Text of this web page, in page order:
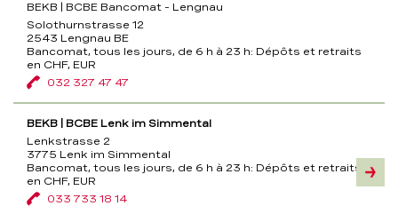
BEKB | BCBE Bancomat - Lengnau
Solothurnstrasse 12
2543 Lengnau BE
Bancomat, tous les jours, de 6 h à 23 h: Dépôts et retraits
en CHF, EUR
032 327 47 47
BEKB | BCBE Lenk im Simmental
Lenkstrasse 2
3775 Lenk im Simmental
Bancomat, tous les jours, de 6 h à 23 h: Dépôts et retraits
en CHF, EUR
033 733 18 14